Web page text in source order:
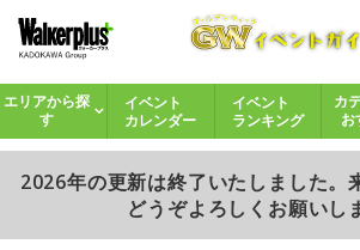
エリアから探
す
イベント
カレンダー
イベント
ランキング
カ
お
2026年の更新は終了いたしました。
どうぞよろしくお願いし